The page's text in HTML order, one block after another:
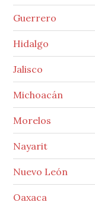
Guerrero
Hidalgo
Jalisco
Michoacán
Morelos
Nayarit
Nuevo León
Oaxaca